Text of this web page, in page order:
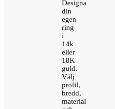
Designa
din
egen
ring
i
14k
eller
18K
guld.
Välj
profil,
bredd,
material